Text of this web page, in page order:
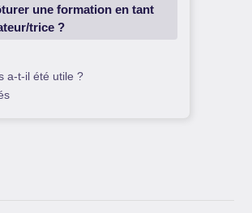
une formation en tant
trice ?
a-t-il été utile ?